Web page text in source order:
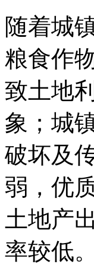
随着城
粮食作
致土地
象；城
破坏及
弱，优
土地产
率较低。